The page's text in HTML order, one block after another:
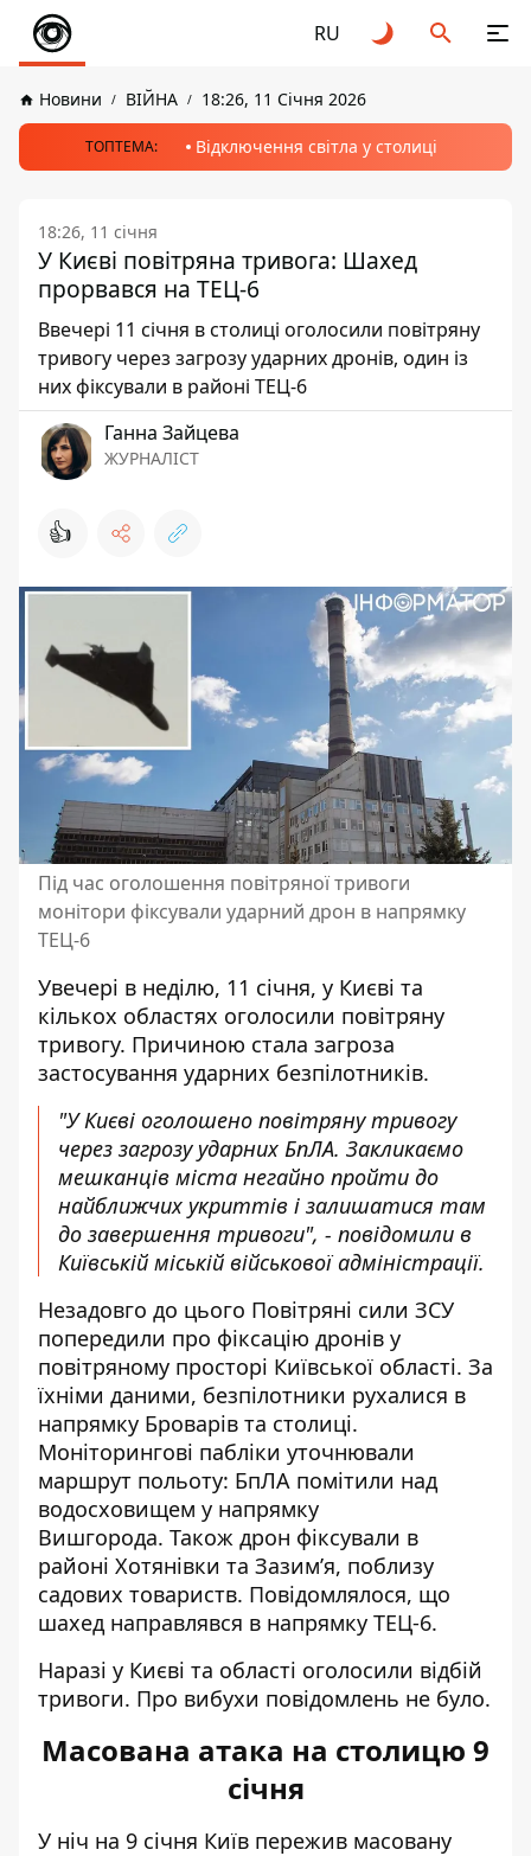
RU
Новини ВІЙНА 18:26, 11 Січня 2026
ТОПТЕМА: Відключення світла у столиці
18:26, 11 січня
У Києві повітряна тривога: Шахед
прорвався на ТЕЦ-6
Ввечері 11 січня в столиці оголосили повітряну
тривогу через загрозу ударних дронів, один із
них фіксували в районі ТЕЦ-6
Ганна Зайцева
ЖУРНАЛІСТ
👍
Під час оголошення повітряної тривоги
монітори фіксували ударний дрон в напрямку
ТЕЦ-6
Увечері в неділю, 11 січня, у Києві та
кількох областях оголосили повітряну
тривогу. Причиною стала загроза
застосування ударних безпілотників.
"У Києві оголошено повітряну тривогу
через загрозу ударних БпЛА. Закликаємо
мешканців міста негайно пройти до
найближчих укриттів і залишатися там
до завершення тривоги", - повідомили в
Київській міській військової адміністрації.
Незадовго до цього Повітряні сили ЗСУ
попередили про фіксацію дронів у
повітряному просторі Київської області. За
їхніми даними, безпілотники рухалися в
напрямку Броварів та столиці.
Моніторингові пабліки уточнювали
маршрут польоту: БпЛА помітили над
водосховищем у напрямку
Вишгорода. Також дрон фіксували в
районі Хотянівки та Зазим’я, поблизу
садових товариств. Повідомлялося, що
шахед направлявся в напрямку ТЕЦ-6.
Наразі у Києві та області оголосили відбій
тривоги. Про вибухи повідомлень не було.
Масована атака на столицю 9
січня
У ніч на 9 січня Київ пережив масовану